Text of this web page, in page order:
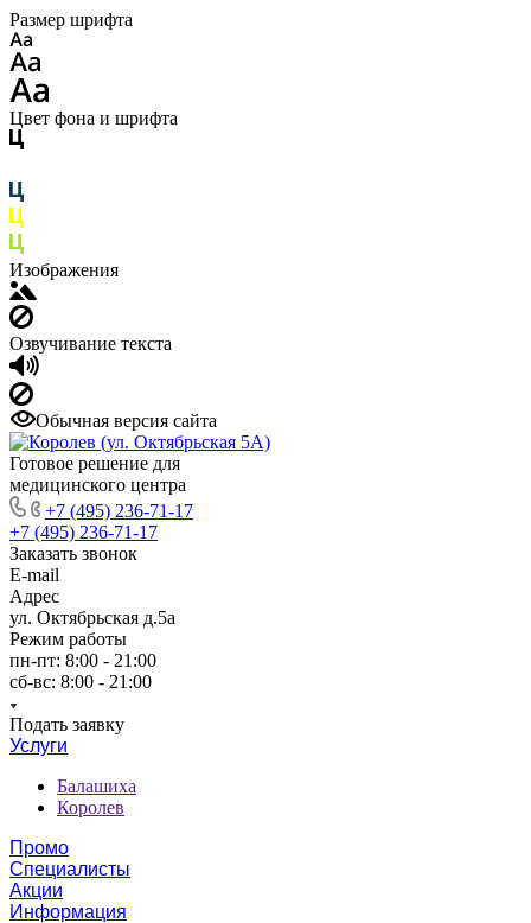
Размер шрифта
Цвет фона и шрифта
Изображения
Озвучивание текста
Обычная версия сайта
Готовое решение для
медицинского центра
+7 (495) 236-71-17
+7 (495) 236-71-17
Заказать звонок
E-mail
Адрес
ул. Октябрьская д.5а
Режим работы
пн-пт: 8:00 - 21:00
сб-вс: 8:00 - 21:00
Подать заявку
Услуги
Балашиха
Королев
Промо
Специалисты
Акции
Информация